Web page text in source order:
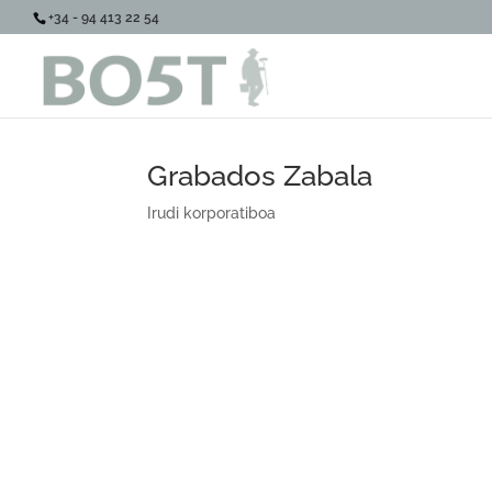
+34 - 94 413 22 54
Grabados Zabala
Irudi korporatiboa